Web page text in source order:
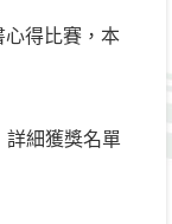
得比賽，本
詳細獲獎名單